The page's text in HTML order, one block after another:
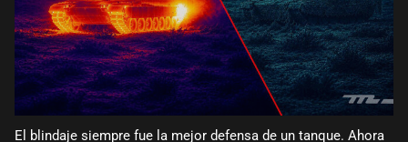
El blindaje siempre fue la mejor defensa de un tanque. Ahora